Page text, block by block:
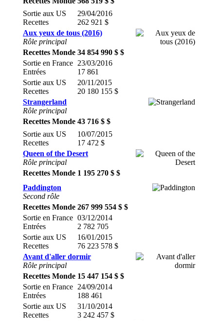
Sortie aux US
Recettes
29/04/2016
262 921 $
Aux yeux de tous (2016)
Rôle principal
Recettes Monde 34 854 990 $ $
Sortie en France
Entrées
23/03/2016
17 861
Sortie aux US
Recettes
20/11/2015
20 180 155 $
Strangerland
Rôle principal
Recettes Monde 43 716 $ $
Sortie aux US
Recettes
10/07/2015
17 472 $
Queen of the Desert
Rôle principal
Recettes Monde 1 195 270 $ $
Paddington
Second rôle
Recettes Monde 267 999 554 $ $
Sortie en France
Entrées
03/12/2014
2 782 705
Sortie aux US
Recettes
16/01/2015
76 223 578 $
Avant d'aller dormir
Rôle principal
Recettes Monde 15 447 154 $ $
Sortie en France
Entrées
24/09/2014
188 461
Sortie aux US
Recettes
31/10/2014
3 242 457 $